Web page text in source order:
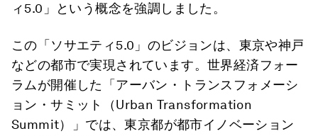
ィ5.0」という概念を強調しました。
この「ソサエティ5.0」のビジョンは、東京や神戸
などの都市で実現されています。世界経済フォー
ラムが開催した「アーバン・トランスフォメーシ
ョン・サミット（Urban Transformation
Summit）」では、東京都が都市イノベーション